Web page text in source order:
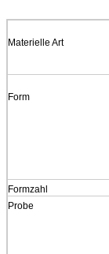
Materielle Art
Form
Formzahl
Probe